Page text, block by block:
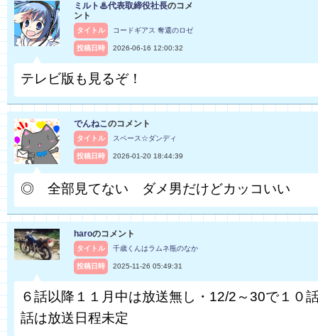
ミルト♨代表取締役社長のコメ
ント
タイトル コードギアス 奪還のロゼ
投稿日時 2026-06-16 12:00:32
テレビ版も見るぞ！
でんねこのコメント
タイトル スペース☆ダンディ
投稿日時 2026-01-20 18:44:39
◎ 全部見てない ダメ男だけどカッコいい
haroのコメント
タイトル 千歳くんはラムネ瓶のなか
投稿日時 2025-11-26 05:49:31
６話以降１１月中は放送無し・12/2～30で１０
話は放送日程未定